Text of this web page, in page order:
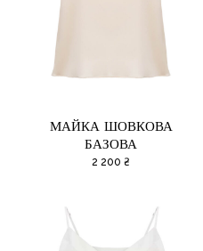
МАЙКА ШОВКОВА
БАЗОВА
2 200₴